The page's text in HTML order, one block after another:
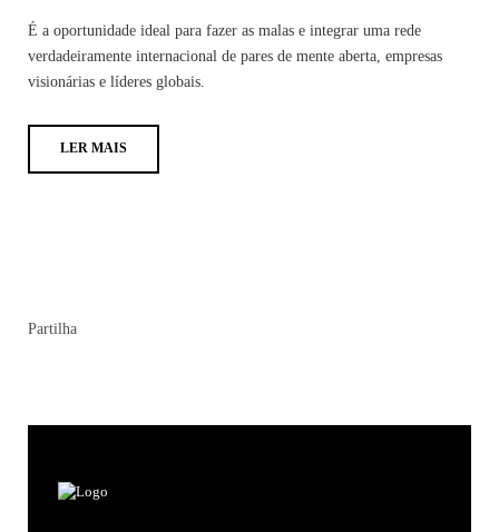
É a oportunidade ideal para fazer as malas e integrar uma rede
verdadeiramente internacional de pares de mente aberta, empresas
visionárias e líderes globais.
LER MAIS
Partilha